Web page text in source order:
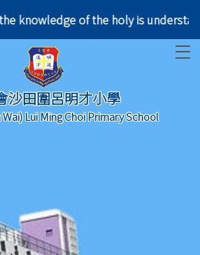
knowledge of the holy is
沙田圍呂明才小學
Lui Ming Choi Primary School